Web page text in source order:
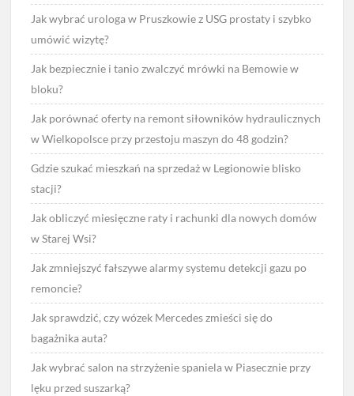
Jak wybrać urologa w Pruszkowie z USG prostaty i szybko
umówić wizytę?
Jak bezpiecznie i tanio zwalczyć mrówki na Bemowie w
bloku?
Jak porównać oferty na remont siłowników hydraulicznych
w Wielkopolsce przy przestoju maszyn do 48 godzin?
Gdzie szukać mieszkań na sprzedaż w Legionowie blisko
stacji?
Jak obliczyć miesięczne raty i rachunki dla nowych domów
w Starej Wsi?
Jak zmniejszyć fałszywe alarmy systemu detekcji gazu po
remoncie?
Jak sprawdzić, czy wózek Mercedes zmieści się do
bagażnika auta?
Jak wybrać salon na strzyżenie spaniela w Piasecznie przy
lęku przed suszarką?